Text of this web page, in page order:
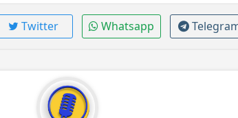
Twitter Whatsapp